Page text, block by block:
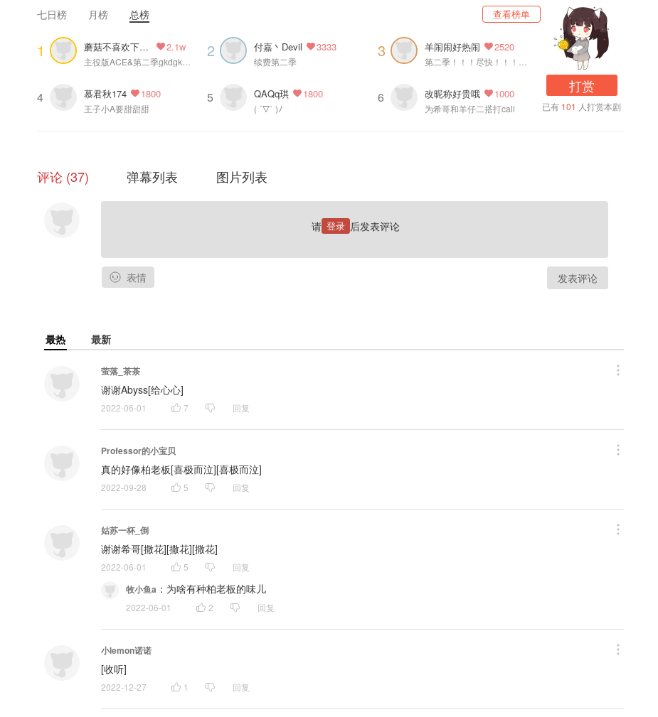
Abyss：郑希@96度希
七日榜 月榜 总榜 查看榜单
1 蘑菇不喜欢下雨天 2.1w 2 付嘉丶Devil 3333
续费第二季
3 羊闹闹好热闹 2520
4 慕君秋174 1800
王子小A要甜甜甜
5 QAQq琪 1800
( ´▽` )ﾉ
6 改昵称好贵哦 1000
为希哥和羊仔二搭打call
打赏
已有 101 人打赏本剧
评论 37 弹幕列表 图片列表
请 登录 后发表评论
表情 发表评论
最热 最新
萤落_茶茶
谢谢Abyss[给心心]
2022-06-01 7 回复
Professor的小宝贝
真的好像柏老板[喜极而泣][喜极而泣]
2022-09-28 5 回复
姑苏一杯_倒
谢谢希哥[撒花][撒花][撒花]
2022-06-01 5 回复
牧小鱼a ： 为啥有种柏老板的味儿
2022-06-01 2 回复
小lemon诺诺
[收听]
2022-12-27 1 回复